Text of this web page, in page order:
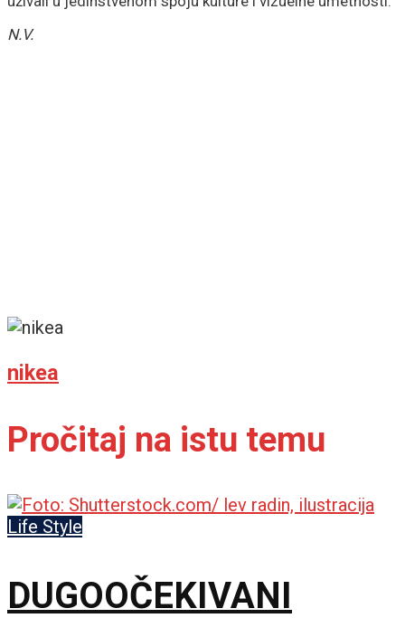
N.V.
nikea
Pročitaj na istu temu
Life Style
DUGOOČEKIVANI